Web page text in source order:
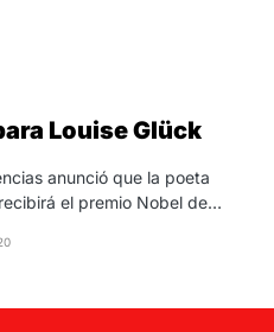
Louise Glück
anunció que la poeta
el premio Nobel de…